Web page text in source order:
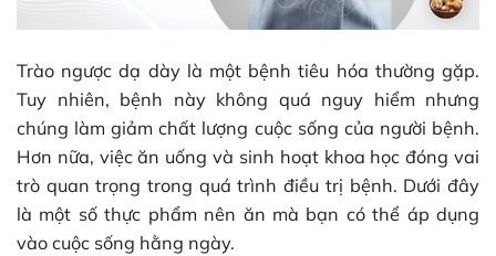
Trào ngược dạ dày là một bệnh tiêu hóa thường gặp.
Tuy nhiên, bệnh này không quá nguy hiểm nhưng
chúng làm giảm chất lượng cuộc sống của người bệnh.
Hơn nữa, việc ăn uống và sinh hoạt khoa học đóng vai
trò quan trọng trong quá trình điều trị bệnh. Dưới đây
là một số thực phẩm nên ăn mà bạn có thể áp dụng
vào cuộc sống hằng ngày.